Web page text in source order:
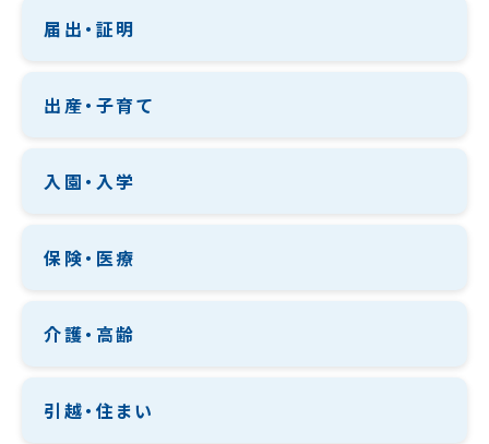
届出・証明
出産・子育て
入園・入学
保険・医療
介護・高齢
引越・住まい